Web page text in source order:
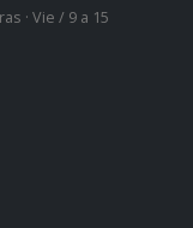
· Vie / 9 a 15